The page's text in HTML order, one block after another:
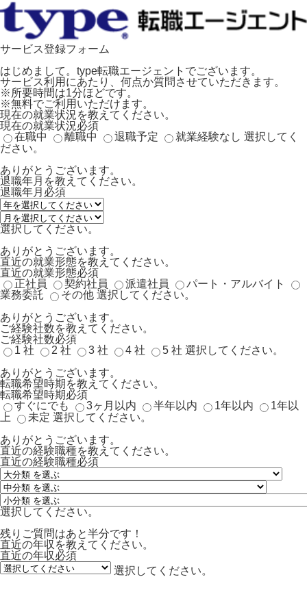
サービス登録フォーム
はじめまして。type転職エージェントでございます。
サービス利用にあたり、何点か質問させていただきます。
※所要時間は1分ほどです。
※無料でご利用いただけます。
現在の就業状況を教えてください。
現在の就業状況必須
在職中
離職中 退職予定 就業経験なし 選択してく
ださい。
ありがとうございます。
退職年月を教えてください。
退職年月 必須
選択してください。
ありがとうございます。
直近の就業形態を教えてください。
直近の就業形態必須
正社員
契約社員 派遣社員
パート・アルバイト
業務委託
その他 選択してください。
ありがとうございます。
ご経験社数を教えてください。
ご経験社数必須
1 社
2 社 3 社 4 社 5 社 選択してください。
ありがとうございます。
転職希望時期を教えてください。
転職希望時期必須
すぐにでも
3ヶ月以内 半年以内 1年以内
1年以
上
未定 選択してください。
ありがとうございます。
直近の経験職種を教えてください。
直近の経験職種必須
選択してください。
残りご質問はあと半分です！
直近の年収を教えてください。
直近の年収必須
選択してください。